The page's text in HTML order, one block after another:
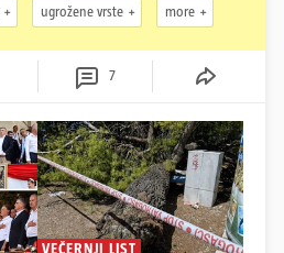
ugrožene vrste more
7